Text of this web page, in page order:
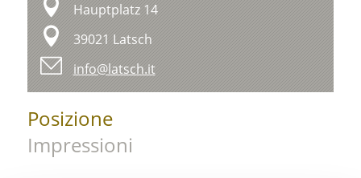
Hauptplatz 14
39021 Latsch
info@latsch.it
Posizione
Impressioni